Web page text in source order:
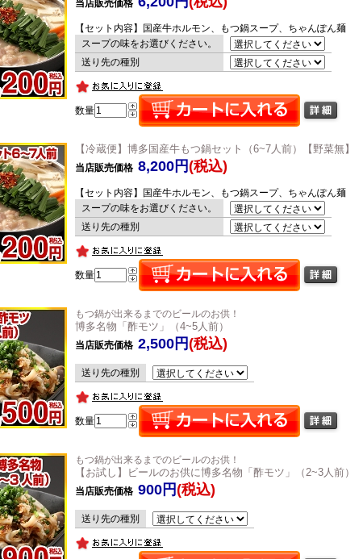
当店販売価格
【セット内容】国産牛ホルモン、もつ鍋スープ、ちゃんぽん麺
スープの味をお選びください。
送り先の種別
数量
【冷蔵便】博多国産牛もつ鍋セット（6~7人前）【野菜無】
当店販売価格 8,200円(税込)
【セット内容】国産牛ホルモン、もつ鍋スープ、ちゃんぽん麺
スープの味をお選びください。
送り先の種別
数量
もつ鍋が出来るまでのビールのお供！
博多名物「酢モツ」（4~5人前）
当店販売価格 2,500円(税込)
送り先の種別
数量
もつ鍋が出来るまでのビールのお供！
【お試し】ビールのお供に博多名物「酢モツ」（2~3人前）
当店販売価格 900円(税込)
送り先の種別